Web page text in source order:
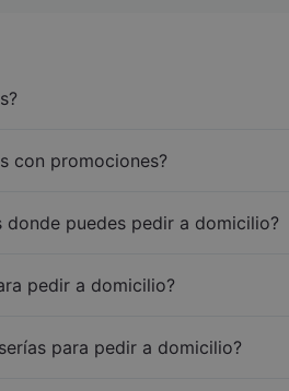
con promociones?
donde puedes pedir a domicilio?
pedir a domicilio?
para pedir a domicilio?